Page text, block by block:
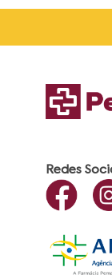
Redes